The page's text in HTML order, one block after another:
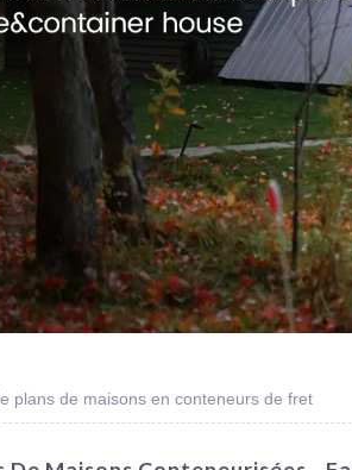
plans de maisons en conteneurs de fret